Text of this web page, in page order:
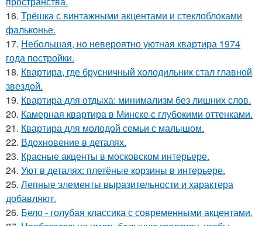
16. Трёшка с винтажными акцентами и стеклоблоками
фальконье.
17. Небольшая, но невероятно уютная квартира 1974
года постройки.
18. Квартира, где брусничный холодильник стал главной
звездой.
19. Квартира для отдыха: минимализм без лишних слов.
20. Камерная квартира в Минске с глубокими оттенками.
21. Квартира для молодой семьи с малышом.
22. Вдохновение в деталях.
23. Красные акценты в московском интерьере.
24. Уют в деталях: плетёные корзины в интерьере.
25. Лепные элементы выразительности и характера
добавляют.
26. Бело - голубая классика с современными акцентами.